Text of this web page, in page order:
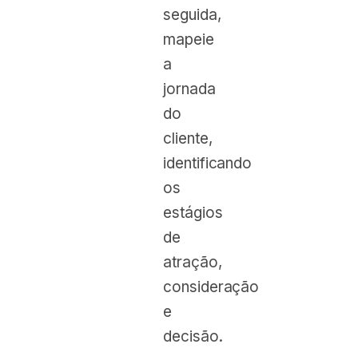
seguida,
mapeie
a
jornada
do
cliente,
identificando
os
estágios
de
atração,
consideração
e
decisão.